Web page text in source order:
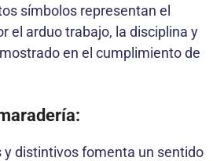
símbolos representan el
el arduo trabajo, la disciplina y
en el cumplimiento de
y distintivos fomenta un sentido